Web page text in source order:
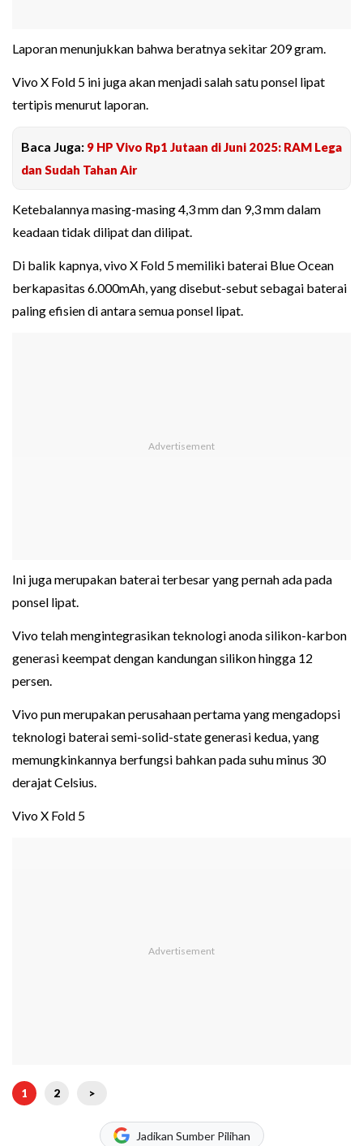
Laporan menunjukkan bahwa beratnya sekitar 209 gram.
Vivo X Fold 5 ini juga akan menjadi salah satu ponsel lipat
tertipis menurut laporan.
Baca Juga: 9 HP Vivo Rp1 Jutaan di Juni 2025: RAM Lega
dan Sudah Tahan Air
Ketebalannya masing-masing 4,3 mm dan 9,3 mm dalam
keadaan tidak dilipat dan dilipat.
Di balik kapnya, vivo X Fold 5 memiliki baterai Blue Ocean
berkapasitas 6.000mAh, yang disebut-sebut sebagai baterai
paling efisien di antara semua ponsel lipat.
Ini juga merupakan baterai terbesar yang pernah ada pada
ponsel lipat.
Vivo telah mengintegrasikan teknologi anoda silikon-karbon
generasi keempat dengan kandungan silikon hingga 12
persen.
Vivo pun merupakan perusahaan pertama yang mengadopsi
teknologi baterai semi-solid-state generasi kedua, yang
memungkinkannya berfungsi bahkan pada suhu minus 30
derajat Celsius.
Vivo X Fold 5
1 2 >
Jadikan Sumber Pilihan